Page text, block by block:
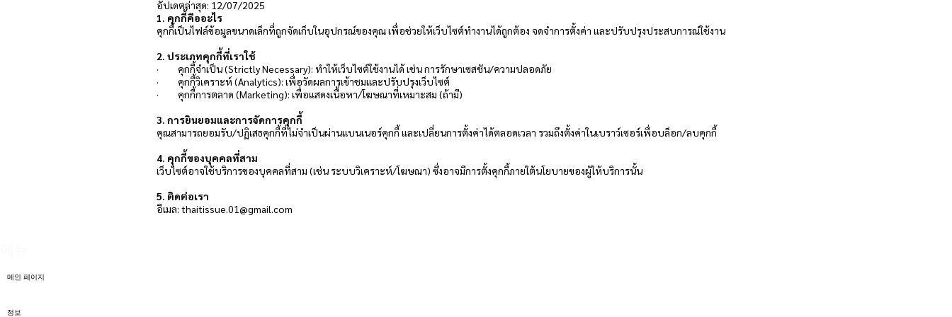
อัปเดตล่าสุด: 12/07/2025
1. คุกกี้คืออะไร
คุกกี้เป็นไฟล์ข้อมูลขนาดเล็กที่ถูกจัดเก็บในอุปกรณ์ของคุณ เพื่อช่วยให้เว็บไซต์ทำงานได้ถูกต้อง จดจำการตั้งค่า และปรับปรุงประสบการณ์ใช้งาน
2. ประเภทคุกกี้ที่เราใช้
· คุกกี้จำเป็น (Strictly Necessary): ทำให้เว็บไซต์ใช้งานได้ เช่น การรักษาเซสชัน/ความปลอดภัย
· คุกกี้วิเคราะห์ (Analytics): เพื่อวัดผลการเข้าชมและปรับปรุงเว็บไซต์
· คุกกี้การตลาด (Marketing): เพื่อแสดงเนื้อหา/โฆษณาที่เหมาะสม (ถ้ามี)
3. การยินยอมและการจัดการคุกกี้
คุณสามารถยอมรับ/ปฏิเสธคุกกี้ที่ไม่จำเป็นผ่านแบนเนอร์คุกกี้ และเปลี่ยนการตั้งค่าได้ตลอดเวลา รวมถึงตั้งค่าในเบราว์เซอร์เพื่อบล็อก/ลบคุกกี้
4. คุกกี้ของบุคคลที่สาม
เว็บไซต์อาจใช้บริการของบุคคลที่สาม (เช่น ระบบวิเคราะห์/โฆษณา) ซึ่งอาจมีการตั้งคุกกี้ภายใต้นโยบายของผู้ให้บริการนั้น
5. ติดต่อเรา
อีเมล: thaitissue.01@gmail.com
메인 페이지
정보